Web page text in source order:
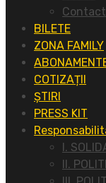
Contact
BILETE
ZONA FAMILY
COTIZAȚII
ȘTIRI
PRESS KIT
I.
II.